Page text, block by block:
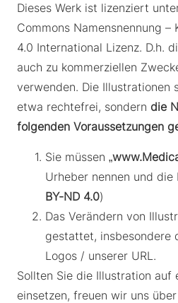
Dieses Werk ist lizenziert
Commons Namensnennung –
4.0 International Lizenz. D.h.
auch zu kommerziellen
verwenden. Die Illustrationen
etwa rechtefrei, sondern die
folgenden Voraussetzungen
Sie müssen „
Urheber nennen und die
BY-ND 4.0)
Das Verändern von
gestattet, insbesondere
Logos / unserer URL.
Sollten Sie die Illustration auf
einsetzen, freuen wir uns